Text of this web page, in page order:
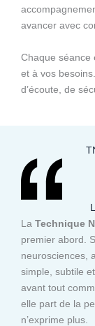
avancer avec
Chaque séance
et à vos
d’écoute, de
La Technique
premier abord.
neurosciences,
simple, subtile
avant tout
elle part de la
n’exprime plus.